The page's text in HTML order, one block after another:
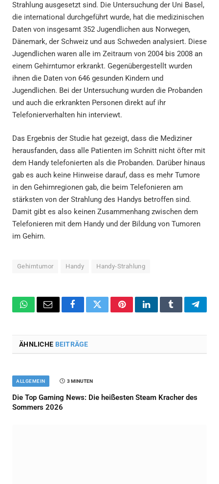
Strahlung ausgesetzt sind. Die Untersuchung der Uni Basel,
die international durchgeführt wurde, hat die medizinischen
Daten von insgesamt 352 Jugendlichen aus Norwegen,
Dänemark, der Schweiz und aus Schweden analysiert. Diese
Jugendlichen waren alle im Zeitraum von 2004 bis 2008 an
einem Gehirntumor erkrankt. Gegenübergestellt wurden
ihnen die Daten von 646 gesunden Kindern und
Jugendlichen. Bei der Untersuchung wurden die Probanden
und auch die erkrankten Personen direkt auf ihr
Telefonierverhalten hin interviewt.
Das Ergebnis der Studie hat gezeigt, dass die Mediziner
herausfanden, dass alle Patienten im Schnitt nicht öfter mit
dem Handy telefonierten als die Probanden. Darüber hinaus
gab es auch keine Hinweise darauf, dass es mehr Tumore
in den Gehirnregionen gab, die beim Telefonieren am
stärksten von der Strahlung des Handys betroffen sind.
Damit gibt es also keinen Zusammenhang zwischen dem
Telefonieren mit dem Handy und der Bildung von Tumoren
im Gehirn.
Gehirntumor Handy Handy-Strahlung
WhatsApp
Email FacebookTwitterPinterestLinkedInTumblr
ÄHNLICHE BEITRÄGE
ALLGEMEIN 3 MINUTEN
Die Top Gaming News: Die heißesten Steam Kracher des
Sommers 2026